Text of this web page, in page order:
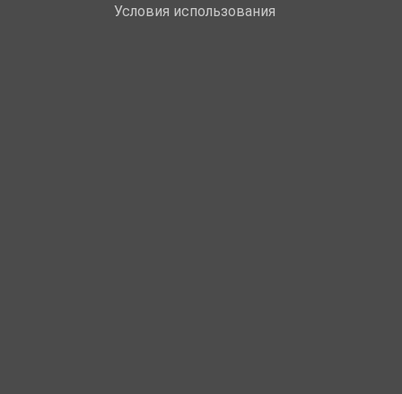
Условия использования